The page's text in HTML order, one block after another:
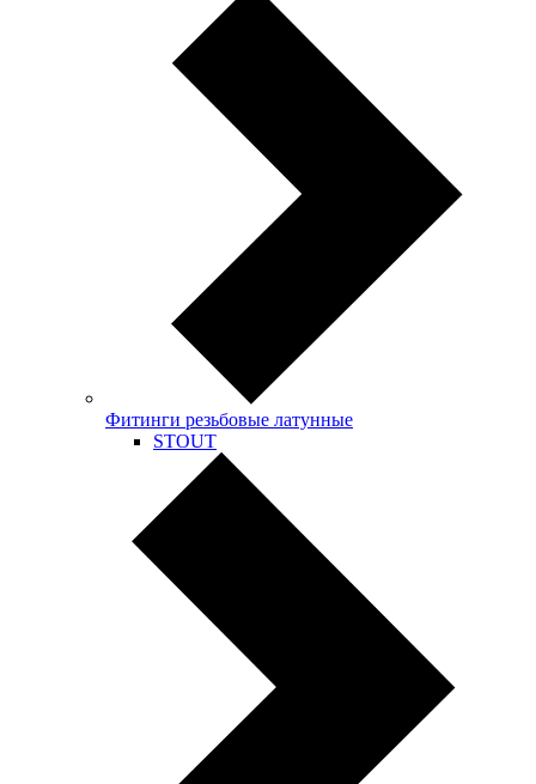
Фитинги резьбовые латунные
STOUT